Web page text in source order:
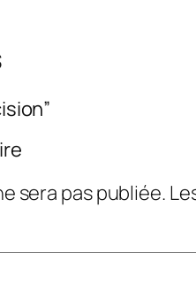
sera pas publiée.